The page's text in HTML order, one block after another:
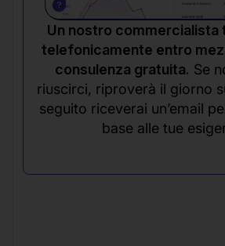
Un nostro commercialista
telefonicamente entro
consulenza gratuita. Se
riuscirci, riproverà il giorno
seguito riceverai un’email
base alle tue